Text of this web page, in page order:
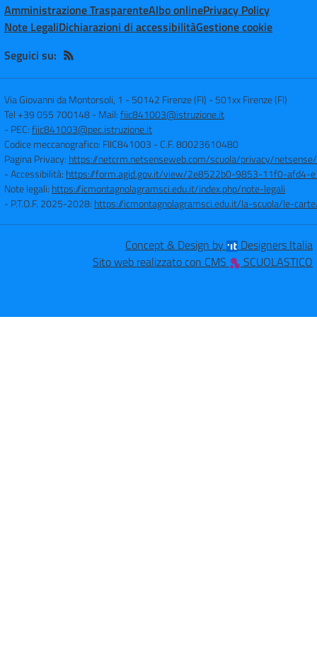
Amministrazione TrasparenteAlbo onlinePrivacy Policy
Note LegaliDichiarazioni di accessibilitàGestione cookie
Seguici su:
Via Giovanni da Montorsoli, 1 - 50142 Firenze (FI) -501xx Firenze (FI)
Tel +39 055 700148- Mail:fiic841003@istruzione.it
- PEC:fiic841003@pec.istruzione.it
Codice meccanografico: FIIC841003 - C.F. 80023610480
Pagina Privacy: https://netcrm.netsenseweb.com/scuola/privacy/
- Accessibilità: https://form.agid.gov.it/view/2e8522b0-9853-11f0-afd4-
Note legali: https://icmontagnolagramsci.edu.it/index.php/note-legali
- P.T.O.F. 2025-2028: https://icmontagnolagramsci.edu.it/la-scuola/le-
Concept & Design by
Designers Italia
Sito web realizzato con CMS
SCUOLASTICO